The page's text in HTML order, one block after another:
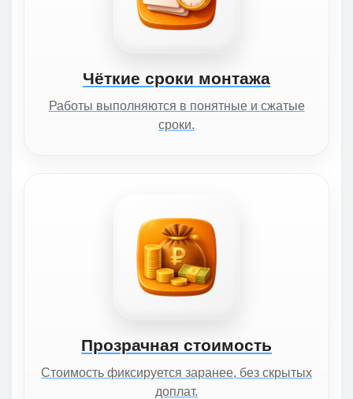
Чёткие сроки монтажа
Работы выполняются в понятные и сжатые
сроки.
Прозрачная стоимость
Стоимость фиксируется заранее, без скрытых
доплат.